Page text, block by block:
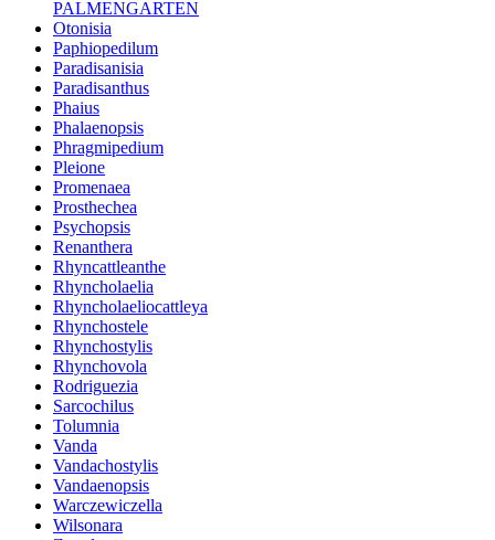
PALMENGARTEN
Otonisia
Paphiopedilum
Paradisanisia
Paradisanthus
Phaius
Phalaenopsis
Phragmipedium
Pleione
Promenaea
Prosthechea
Psychopsis
Renanthera
Rhyncattleanthe
Rhyncholaelia
Rhyncholaeliocattleya
Rhynchostele
Rhynchostylis
Rhynchovola
Rodriguezia
Sarcochilus
Tolumnia
Vanda
Vandachostylis
Vandaenopsis
Warczewiczella
Wilsonara